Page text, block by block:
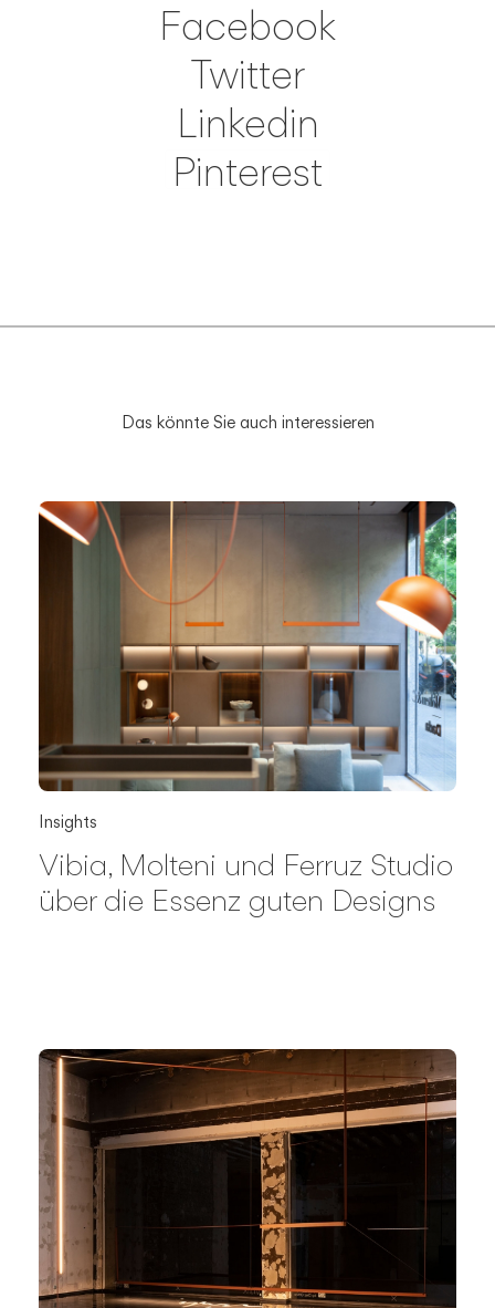
Facebook
Twitter
Linkedin
Pinterest
Save
Das könnte Sie auch interessieren
Insights
Vibia, Molteni und Ferruz Studio
über die Essenz guten Designs